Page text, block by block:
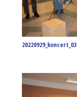
20220929_koncert_03